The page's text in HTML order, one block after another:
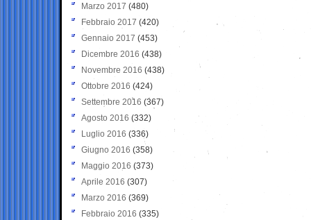
Marzo 2017 (480)
Febbraio 2017 (420)
Gennaio 2017 (453)
Dicembre 2016 (438)
Novembre 2016 (438)
Ottobre 2016 (424)
Settembre 2016 (367)
Agosto 2016 (332)
Luglio 2016 (336)
Giugno 2016 (358)
Maggio 2016 (373)
Aprile 2016 (307)
Marzo 2016 (369)
Febbraio 2016 (335)